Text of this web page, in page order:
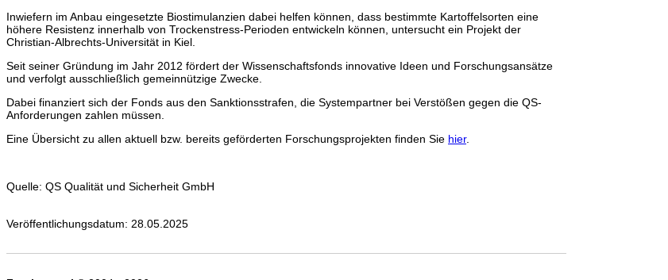
Inwiefern im Anbau eingesetzte Biostimulanzien dabei helfen können, dass bestimmte Kartoffelsorten eine
höhere Resistenz innerhalb von Trockenstress-Perioden entwickeln können, untersucht ein Projekt der
Christian-Albrechts-Universität in Kiel.
Seit seiner Gründung im Jahr 2012 fördert der Wissenschaftsfonds innovative Ideen und Forschungsansätze
und verfolgt ausschließlich gemeinnützige Zwecke.
Dabei finanziert sich der Fonds aus den Sanktionsstrafen, die Systempartner bei Verstößen gegen die QS-
Anforderungen zahlen müssen.
Eine Übersicht zu allen aktuell bzw. bereits geförderten Forschungsprojekten finden Sie hier.
Quelle: QS Qualität und Sicherheit GmbH
Veröffentlichungsdatum: 28.05.2025